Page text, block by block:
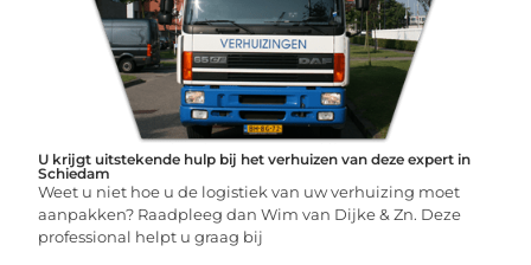
U krijgt uitstekende hulp bij het verhuizen van deze expert in
Schiedam
Weet u niet hoe u de logistiek van uw verhuizing moet
aanpakken? Raadpleeg dan Wim van Dijke & Zn. Deze
professional helpt u graag bij